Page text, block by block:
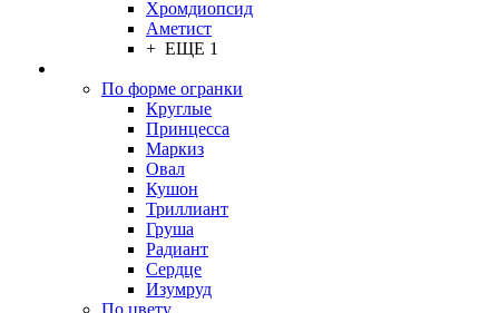
Хромдиопсид
Аметист
+ ЕЩЕ 1
По форме огранки
Круглые
Принцесса
Маркиз
Овал
Кушон
Триллиант
Груша
Радиант
Сердце
Изумруд
По цвету